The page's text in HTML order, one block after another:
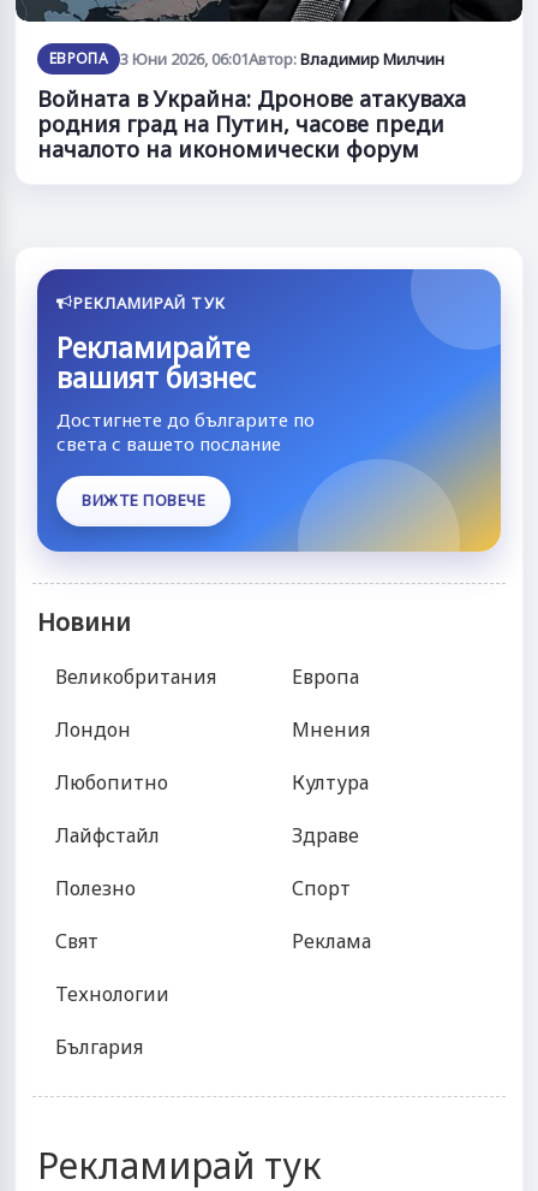
ЕВРОПА 3 Юни 2026, 06:01Автор:Владимир Милчин
Войната в Украйна: Дронове атакуваха
родния град на Путин, часове преди
началото на икономически форум
РЕКЛАМИРАЙ ТУК
Рекламирайте
вашият бизнес
Достигнете до българите по
света с вашето послание
ВИЖТЕ ПОВЕЧЕ
Новини
Великобритания
Лондон
Любопитно
Лайфстайл
Полезно
Свят
Технологии
България
Европа
Мнения
Култура
Здраве
Спорт
Реклама
Рекламирай тук